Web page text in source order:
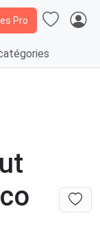
Pro